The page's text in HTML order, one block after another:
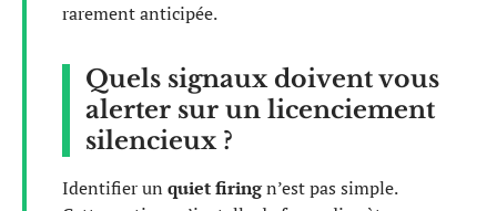
rarement anticipée.
Quels signaux doivent vous
alerter sur un licenciement
silencieux ?
Identifier un quiet firingn’est pas simple.